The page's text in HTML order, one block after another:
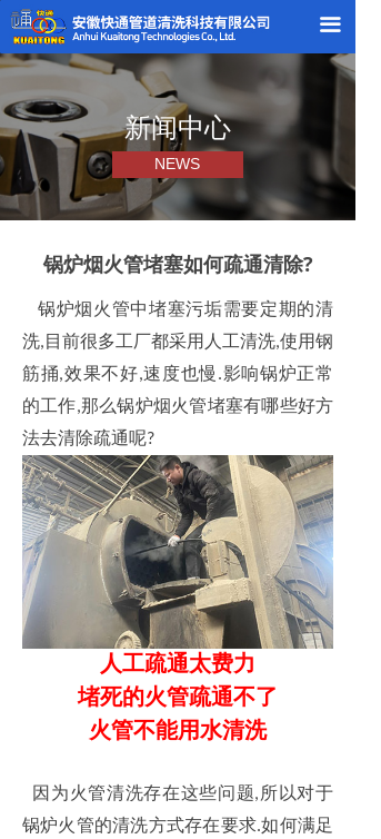
끀
锅炉烟火管堵塞如何疏通清除?
锅炉烟火管中堵塞污垢需要定期的清
洗, 目前很多工厂都采用人工清洗,使用钢
筋捅,效果不好,速度也慢 .影响锅炉正常
的工作,那么锅炉烟火管堵塞有哪些好方
法去清除疏通呢?
人工疏通太费力
堵死的火管疏通不了
火管不能用水清洗
因为火管清洗存在这些问题, 所以对于
锅炉火管的清洗方式存在要求.如何满足
新闻中心
NEWS